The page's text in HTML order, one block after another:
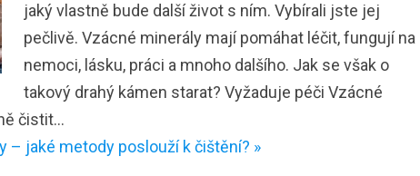
jaký vlastně bude další život s ním. Vybírali jste jej
pečlivě. Vzácné minerály mají pomáhat léčit, fungují na
nemoci, lásku, práci a mnoho dalšího. Jak se však o
takový drahý kámen starat? Vyžaduje péči Vzácné
čistit…
– jaké metody poslouží k čištění? »